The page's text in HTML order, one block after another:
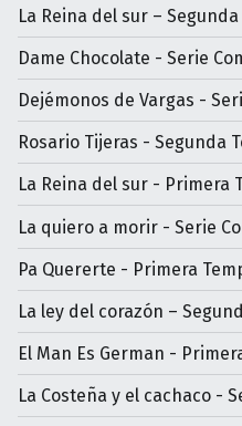
La Reina del sur –
Dame Chocolate - Serie
Dejémonos de Vargas -
Rosario Tijeras - Segunda
La Reina del sur - Primera
La quiero a morir - Serie
Pa Quererte - Primera
La ley del corazón –
El Man Es German -
La Costeña y el cachaco -